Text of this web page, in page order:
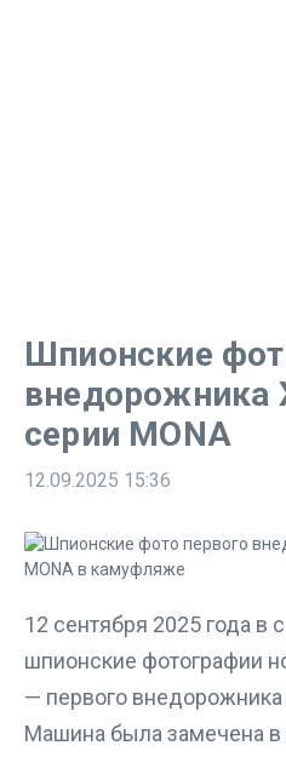
Шпионские
внедорожника
серии MONA
12.09.2025 15:36
12 сентября 2025 года в
шпионские фотографии
— первого внедорожника
Машина была замечена